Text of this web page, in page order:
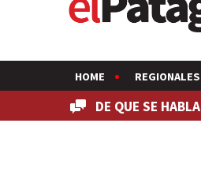
HOME REGIONALES
DE QUE SE HABLA